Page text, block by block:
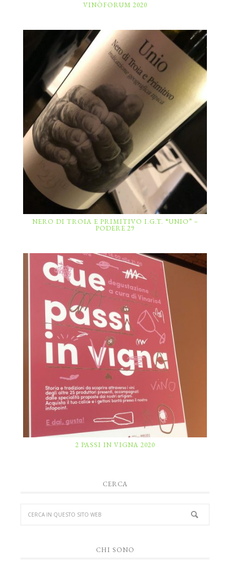
VINÒFORUM 2020
NERO DI TROIA E PRIMITIVO I.G.T. “UNIO” –
PODERE 29
2 PASSI IN VIGNA 2020
CERCA
CHI SONO